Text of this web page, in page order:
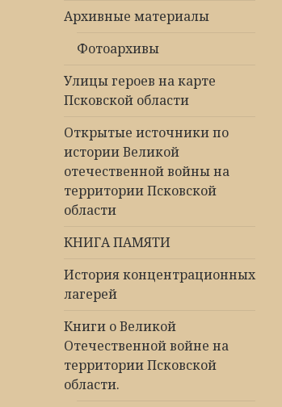
Архивные материалы
Фотоархивы
Улицы героев на карте
Псковской области
Открытые источники по
истории Великой
отечественной войны на
территории Псковской
области
КНИГА ПАМЯТИ
История концентрационных
лагерей
Книги о Великой
Отечественной войне на
территории Псковской
области.